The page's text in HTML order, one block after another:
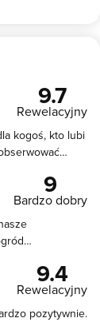
9.7
Rewelacyjny
kogoś, kto lubi
9
Bardzo dobry
9.4
Rewelacyjny
pozytywnie.